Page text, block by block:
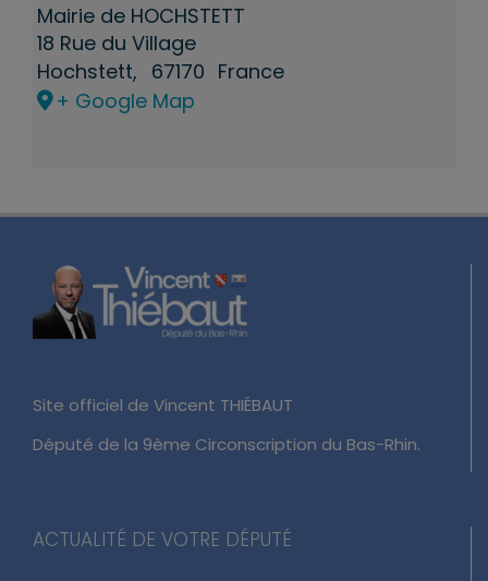
Mairie de HOCHSTETT
18 Rue du Village
Hochstett, 67170 France
+ Google Map
Site officiel de Vincent THIÉBAUT
Député de la 9ème Circonscription du Bas-Rhin.
ACTUALITÉ DE VOTRE DÉPUTÉ